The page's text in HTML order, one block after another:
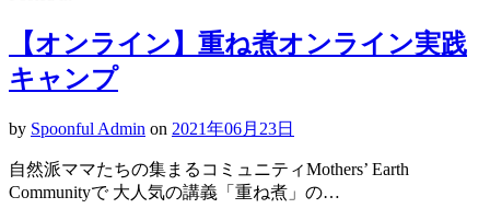
【オンライン】重ね煮オンライン実践
キャンプ
by Spoonful Admin on 2021年06月23日
自然派ママたちの集まるコミュニティMothers’ Earth
Communityで 大人気の講義「重ね煮」の…